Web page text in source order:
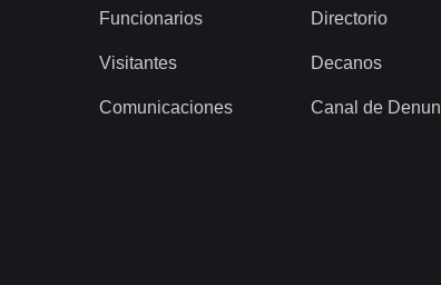
Funcionarios
Visitantes
Comunicaciones
Directorio
Decanos
Canal de